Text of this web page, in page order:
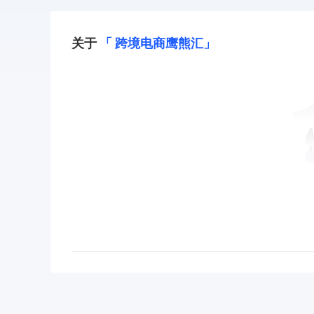
关于 「 跨境电商鹰熊汇」